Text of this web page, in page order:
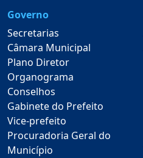
Governo
Secretarias
Câmara Municipal
Plano Diretor
Organograma
Conselhos
Gabinete do Prefeito
Vice-prefeito
Procuradoria Geral do
Município